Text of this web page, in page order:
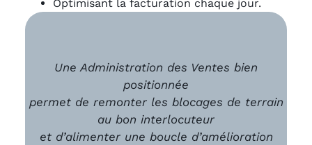
Optimisant la facturation chaque jour.
Une Administration des Ventes bien
positionnée
permet de remonter les blocages de terrain
au bon interlocuteur
et d’alimenter une boucle d’amélioration